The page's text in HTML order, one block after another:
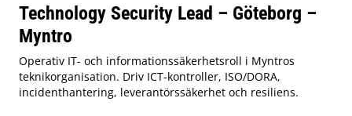
Technology Security Lead – Göteborg –
Myntro
Operativ IT- och informationssäkerhetsroll i Myntros
teknikorganisation. Driv ICT-kontroller, ISO/DORA,
incidenthantering, leverantörssäkerhet och resiliens.